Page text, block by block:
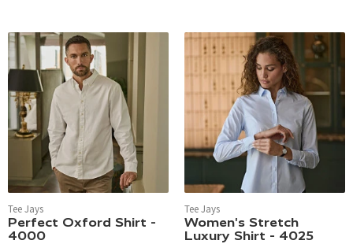
Tee Jays
Perfect Oxford Shirt -
4000
Tee Jays
Women's Stretch
Luxury Shirt - 4025